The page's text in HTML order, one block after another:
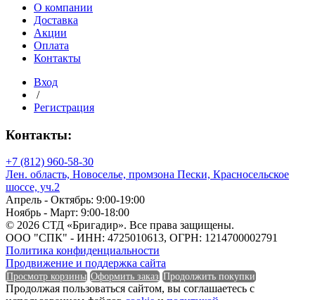
Диаметр наружный
Диаметр внутренний
Диаметр внутренний
Единица измерения
Единица измерения
Форма
О компании
Доставка
Акции
Оплата
Контакты
Вход
/
Регистрация
Контакты:
+7 (812) 960-58-30
Лен. область, Новоселье, промзона Пески, Красносельское
шоссе, уч.2
Апрель - Октябрь: 9:00-19:00
Ноябрь - Март: 9:00-18:00
© 2026 СТД «Бригадир». Все права защищены.
ООО "СПК" - ИНН: 4725010613, ОГРН: 1214700002791
Политика конфиденциальности
Продвижение и поддержка сайта
Просмотр корзины Оформить заказ Продолжить покупки
Продолжая пользоваться сайтом, вы соглашаетесь с